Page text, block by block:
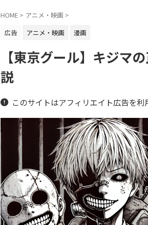
HOME > アニメ・映画 >
広告
アニメ・映画 漫画
【東京グール】キジマ
説
このサイトはアフィリエイト広告を利